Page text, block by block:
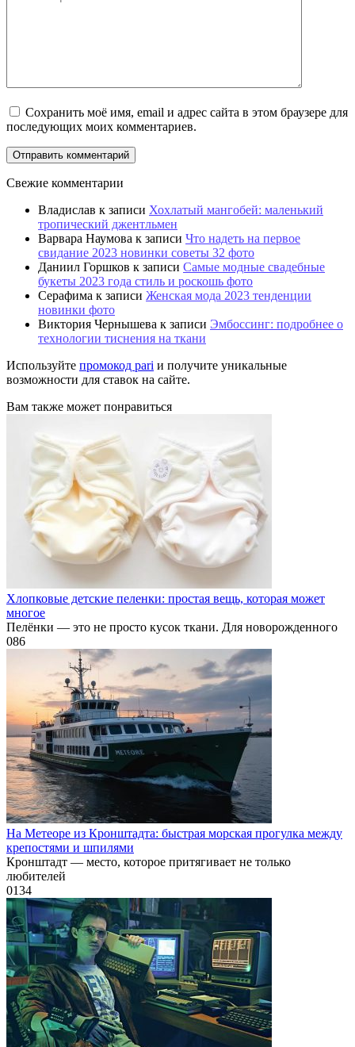
Сохранить моё имя, email и адрес сайта в этом браузере для
последующих моих комментариев.
Свежие комментарии
Владислав к записи Хохлатый мангобей: маленький
тропический джентльмен
Варвара Наумова к записи Что надеть на первое
свидание 2023 новинки советы 32 фото
Даниил Горшков к записи Самые модные свадебные
букеты 2023 года стиль и роскошь фото
Серафима к записи Женская мода 2023 тенденции
новинки фото
Виктория Чернышева к записи Эмбоссинг: подробнее о
технологии тиснения на ткани
Используйте промокод pari и получите уникальные
возможности для ставок на сайте.
Вам также может понравиться
Хлопковые детские пеленки: простая вещь, которая может
многое
Пелёнки — это не просто кусок ткани. Для новорожденного
086
На Метеоре из Кронштадта: быстрая морская прогулка между
крепостями и шпилями
Кронштадт — место, которое притягивает не только
любителей
0134